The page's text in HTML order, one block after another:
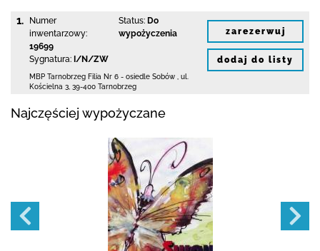
1.
Numer
inwentarzowy:
19699
Sygnatura: I/N/ZW
Status: Do
wypożyczenia
MBP Tarnobrzeg Filia Nr 6 - osiedle Sobów
ul.
Kościelna 3 39-400 Tarnobrzeg
zarezerwuj
dodaj do listy
Najczęściej wypożyczane